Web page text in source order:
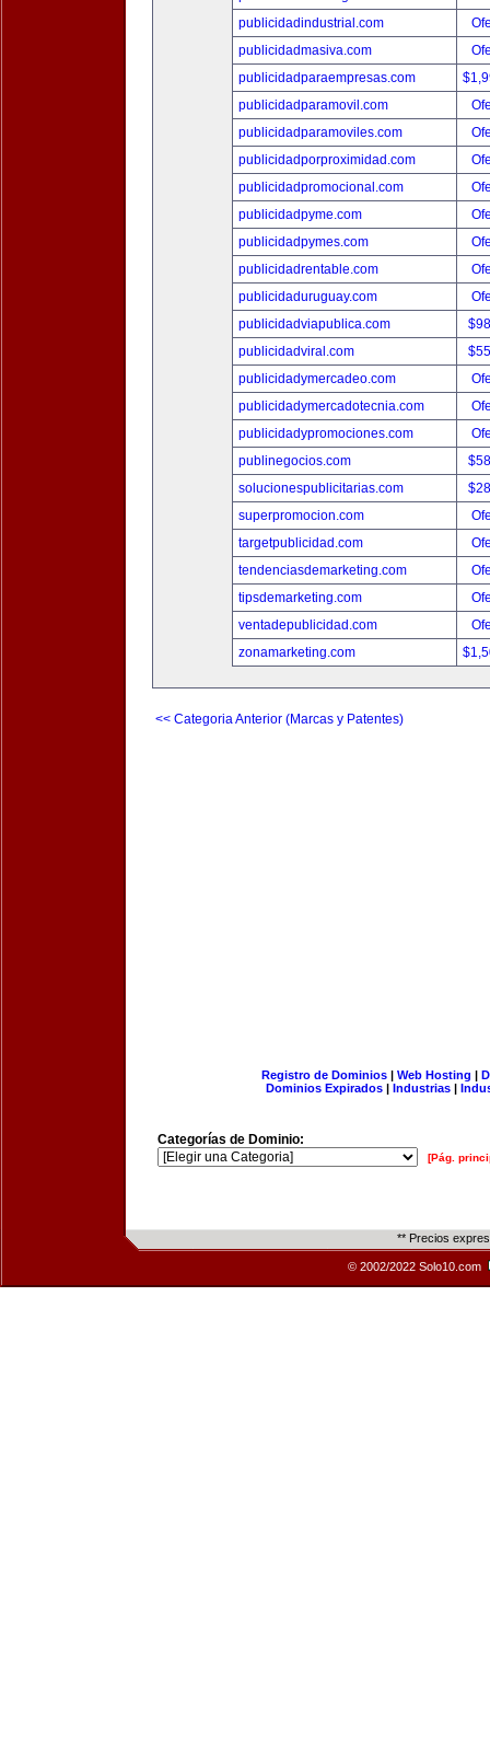
publicidadindustrial.com
publicidadmasiva.com
publicidadparaempresas.com
publicidadparamovil.com
publicidadparamoviles.com
publicidadporproximidad.com
publicidadpromocional.com
publicidadpyme.com
publicidadpymes.com
publicidadrentable.com
publicidaduruguay.com
publicidadviapublica.com
publicidadviral.com
publicidadymercadeo.com
publicidadymercadotecnia.com
publicidadypromociones.com
publinegocios.com
solucionespublicitarias.com
superpromocion.com
targetpublicidad.com
tendenciasdemarketing.com
tipsdemarketing.com
ventadepublicidad.com
zonamarketing.com
<< Categoria Anterior (Marcas y Patentes)
Registro de Dominios| Web Hosting |
Dominios Expirados | Industrias |
Categorías de Dominio:
[Pág.
** Precios
© 2002/2022 Solo10.com